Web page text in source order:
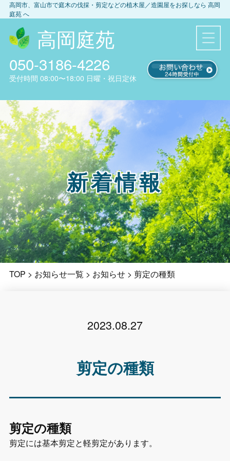
高岡市、富山市で庭木の伐採・剪定などの植木屋／造園屋をお探しなら 高岡
庭苑へ
高岡庭苑
050-3186-4226
受付時間 08:00〜18:00 日曜・祝日定休
新着情報
TOP > お知らせ一覧 > お知らせ> 剪定の種類
2023.08.27
剪定の種類
剪定の種類
剪定には基本剪定と軽剪定があります。